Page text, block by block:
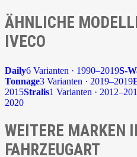
ÄHNLICHE
IVECO
Daily6 Varianten · 1990–2019S-
Tonnage3 Varianten · 2019–2019
2015Stralis1 Varianten ·
2020
WEITERE MARKEN
FAHRZEUGART